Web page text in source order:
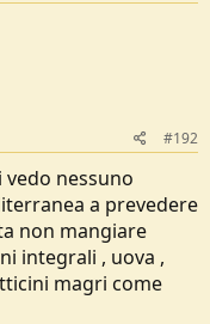
#192
nessuno
a prevedere
non mangiare
integrali , uova ,
magri come